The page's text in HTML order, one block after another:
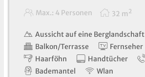
Max.: 4 Personen 32 m 2
Aussicht auf eine Berglandschaft
Balkon/Terrasse
Fernseher
Haarföhn
Handtücher
Bademantel
Wlan